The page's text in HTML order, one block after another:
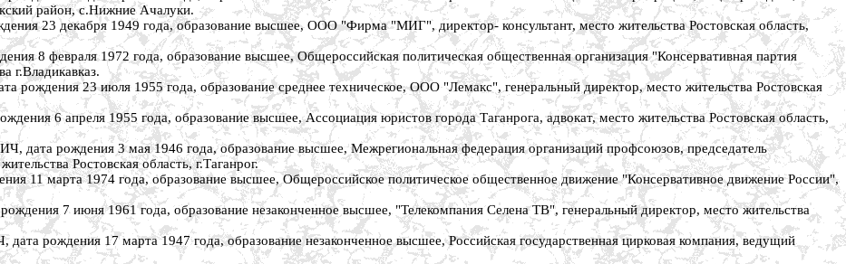
район, с.Нижние Ачалуки.
декабря 1949 года, образование высшее, ООО "Фирма "МИГ", директор- консультант, место жительства Ростовская область,
февраля 1972 года, образование высшее, Общероссийская политическая общественная организация "Консервативная партия
г.Владикавказ.
23 июля 1955 года, образование среднее техническое, ООО "Лемакс", генеральный директор, место жительства Ростовская
6 апреля 1955 года, образование высшее, Ассоциация юристов города Таганрога, адвокат, место жительства Ростовская область,
рождения 3 мая 1946 года, образование высшее, Межрегиональная федерация организаций профсоюзов, председатель
Ростовская область, г.Таганрог.
марта 1974 года, образование высшее, Общероссийское политическое общественное движение "Консервативное движение России",
7 июня 1961 года, образование незаконченное высшее, "Телекомпания Селена ТВ", генеральный директор, место жительства
17 марта 1947 года, образование незаконченное высшее, Российская государственная цирковая компания, ведущий